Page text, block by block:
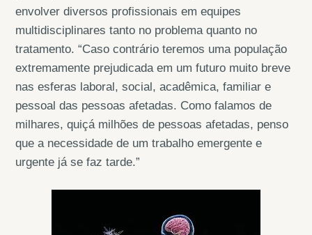
envolver diversos profissionais em equipes
multidisciplinares tanto no problema quanto no
tratamento. “Caso contrário teremos uma população
extremamente prejudicada em um futuro muito breve
nas esferas laboral, social, acadêmica, familiar e
pessoal das pessoas afetadas. Como falamos de
milhares, quiçá milhões de pessoas afetadas, penso
que a necessidade de um trabalho emergente e
urgente já se faz tarde.”